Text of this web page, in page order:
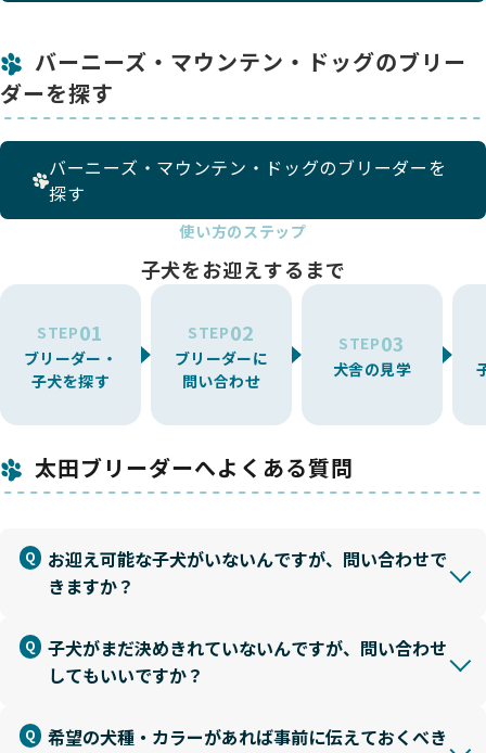
バーニーズ・マウンテン・ドッグのブリー
ダーを探す
バーニーズ・マウンテン・ドッグのブリーダーを
探す
使い方のステップ
子犬をお迎えするまで
STEP01
ブリーダー・
子犬を探す
STEP02
ブリーダーに
問い合わせ
STEP03
犬舎の見学
太田ブリーダーへよくある質問
お迎え可能な子犬がいないんですが、問い合わせで
きますか？
子犬がまだ決めきれていないんですが、問い合わせ
してもいいですか？
希望の犬種・カラーがあれば事前に伝えておくべき